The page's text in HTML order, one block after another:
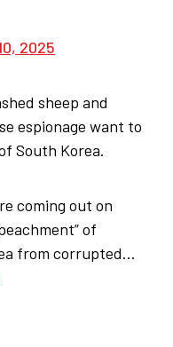
2025
sheep and
espionage want to
South Korea.
coming out on
of
from corrupted…